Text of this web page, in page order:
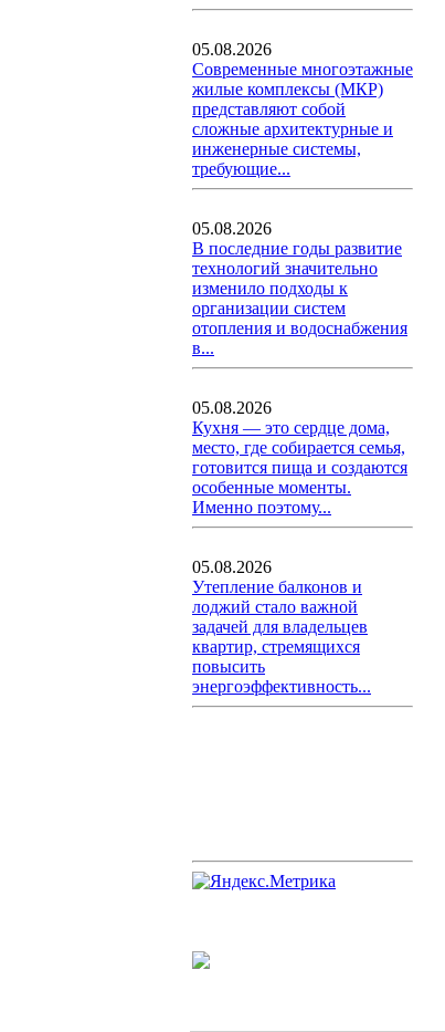
05.08.2026
Современные многоэтажные
жилые комплексы (МКР)
представляют собой
сложные архитектурные и
инженерные системы,
требующие...
05.08.2026
В последние годы развитие
технологий значительно
изменило подходы к
организации систем
отопления и водоснабжения
в...
05.08.2026
Кухня — это сердце дома,
место, где собирается семья,
готовится пища и создаются
особенные моменты.
Именно поэтому...
05.08.2026
Утепление балконов и
лоджий стало важной
задачей для владельцев
квартир, стремящихся
повысить
энергоэффективность...